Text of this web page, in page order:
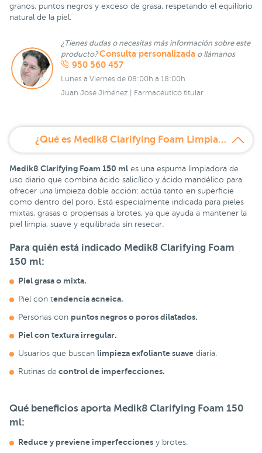
granos, puntos negros y exceso de grasa, respetando el equilibrio
natural de la piel.
¿Tienes dudas o necesitas más información sobre este
producto?Consulta personalizada o llámanos
950 560 457
Lunes a Viernes de 08:00h a 18:00h
Juan José Jiménez | Farmacéutico titular
¿Qué es Medik8 Clarifying Foam Limpiador Exfoliante 150 ml?
Medik8 Clarifying Foam 150 ml es una espuma limpiadora de
uso diario que combina ácido salicílico y ácido mandélico para
ofrecer una limpieza doble acción: actúa tanto en superficie
como dentro del poro. Está especialmente indicada para pieles
mixtas, grasas o propensas a brotes, ya que ayuda a mantener la
piel limpia, suave y equilibrada sin resecar.
Para quién está indicado Medik8 Clarifying Foam
150 ml:
Piel grasa o mixta.
Piel con tendencia acneica.
Personas con puntos negros o poros dilatados.
Piel con textura irregular.
Usuarios que buscan limpieza exfoliante suave diaria.
Rutinas de control de imperfecciones.
Qué beneficios aporta Medik8 Clarifying Foam 150
ml:
Reduce y previene imperfecciones y brotes.